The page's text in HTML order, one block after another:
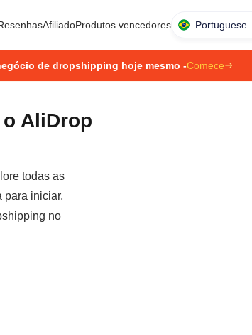
AfiliadoProdutos vencedores Portuguese
de dropshipping hoje mesmo -Comece
AliDrop
todas as
para iniciar,
no